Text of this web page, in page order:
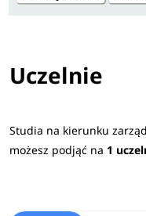
Uczelnie
Studia na kierunku
możesz podjąć na 1